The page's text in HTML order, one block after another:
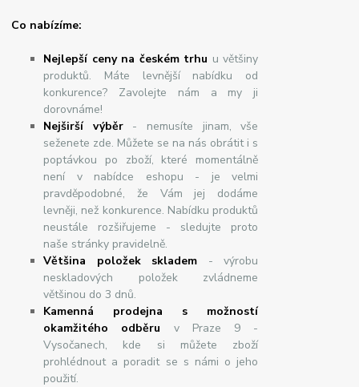
Co nabízíme:
Nejlepší ceny na českém trhu u většiny
produktů. Máte levnější nabídku od
konkurence? Zavolejte nám a my ji
dorovnáme!
Nejširšívýběr- nemusíte jinam, vše
seženete zde. Můžete se na nás obrátit i s
poptávkou po zboží, které momentálně
není v nabídce eshopu - je velmi
pravděpodobné, že Vám jej dodáme
levněji, než konkurence. Nabídku produktů
neustále rozšiřujeme - sledujte proto
naše stránky pravidelně.
Většina položek skladem - výrobu
neskladových položek zvládneme
většinou do 3 dnů.
Kamenná prodejna s možností
okamžitého odběru v Praze 9 -
Vysočanech, kde si můžete zboží
prohlédnout a poradit se s námi o jeho
použití.